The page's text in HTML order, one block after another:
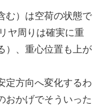
む）は空荷の状態で
ヤ周りは確実に重
）、重心位置も上が
定方向へ変化するわ
おかげでそういった